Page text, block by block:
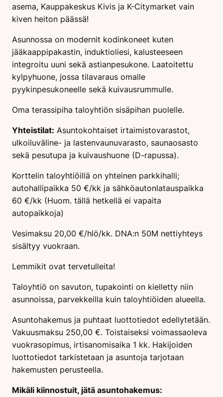
asema, Kauppakeskus Kivis ja K-Citymarket vain
kiven heiton päässä!
Asunnossa on modernit kodinkoneet kuten
jääkaappipakastin, induktioliesi, kalusteeseen
integroitu uuni sekä astianpesukone. Laatoitettu
kylpyhuone, jossa tilavaraus omalle
pyykinpesukoneelle sekä kuivausrummulle.
Oma terassipiha taloyhtiön sisäpihan puolelle.
Yhteistilat: Asuntokohtaiset irtaimistovarastot,
ulkoiluväline- ja lastenvaunuvarasto, saunaosasto
sekä pesutupa ja kuivaushuone (D-rapussa).
Korttelin taloyhtiöillä on yhteinen parkkihalli;
autohallipaikka 50 €/kk ja sähköautonlatauspaikka
60 €/kk (Huom. tällä hetkellä ei vapaita
autopaikkoja)
Vesimaksu 20,00 €/hlö/kk. DNA:n 50M nettiyhteys
sisältyy vuokraan.
Lemmikit ovat tervetulleita!
Taloyhtiö on savuton, tupakointi on kielletty niin
asunnoissa, parvekkeilla kuin taloyhtiöiden alueella.
Asuntohakemus ja puhtaat luottotiedot edellytetään.
Vakuusmaksu 250,00 €. Toistaiseksi voimassaoleva
vuokrasopimus, irtisanomisaika 1 kk. Hakijoiden
luottotiedot tarkistetaan ja asuntoja tarjotaan
hakemusten perusteella.
Mikäli kiinnostuit, jätä asuntohakemus: